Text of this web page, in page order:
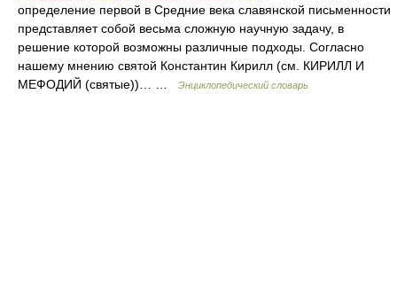
определение первой в Средние века славянской письменности
представляет собой весьма сложную научную задачу, в
решение которой возможны различные подходы. Согласно
нашему мнению святой Константин Кирилл (см. КИРИЛЛ И
МЕФОДИЙ (святые))… …
Энциклопедический словарь